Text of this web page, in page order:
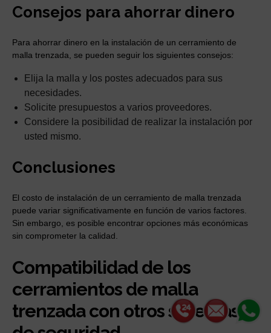
Consejos para ahorrar dinero
Para ahorrar dinero en la instalación de un cerramiento de
malla trenzada, se pueden seguir los siguientes consejos:
Elija la malla y los postes adecuados para sus
necesidades.
Solicite presupuestos a varios proveedores.
Considere la posibilidad de realizar la instalación por
usted mismo.
Conclusiones
El costo de instalación de un cerramiento de malla trenzada
puede variar significativamente en función de varios factores.
Sin embargo, es posible encontrar opciones más económicas
sin comprometer la calidad.
Compatibilidad de los
cerramientos de malla
trenzada con otros sistemas